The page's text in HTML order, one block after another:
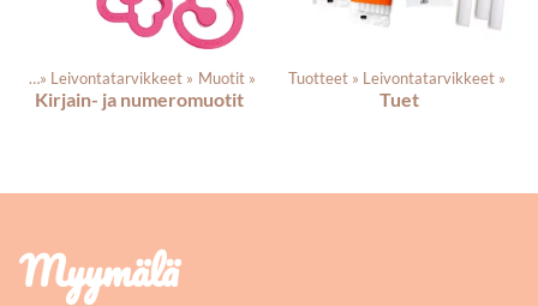
‪» Leivontatarvikkeet ‪» Muotit ‪»
Kirjain- ja numeromuotit
Tuotteet ‪» Leivontatarvikkeet ‪»
Tuet
Myymälä